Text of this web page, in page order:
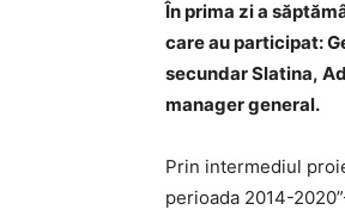
În prima zi a
care au participat:
secundar Slatina,
manager general.
Prin intermediul
perioada 2014-